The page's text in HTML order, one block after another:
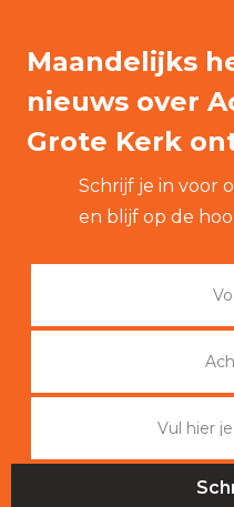
Maandelijks
nieuws over
Grote Kerk
Schrijf je in voor
en blijf op de